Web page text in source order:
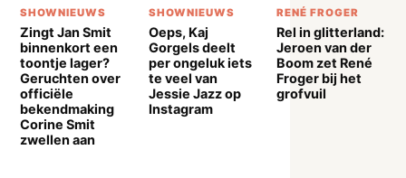
SHOWNIEUWS
Zingt Jan Smit
binnenkort een
toontje lager?
Geruchten over
officiële
bekendmaking
Corine Smit
zwellen aan
SHOWNIEUWS
Oeps, Kaj
Gorgels deelt
per ongeluk iets
te veel van
Jessie Jazz op
Instagram
RENÉ FROGER
Rel in glitterland:
Jeroen van der
Boom zet René
Froger bij het
grofvuil